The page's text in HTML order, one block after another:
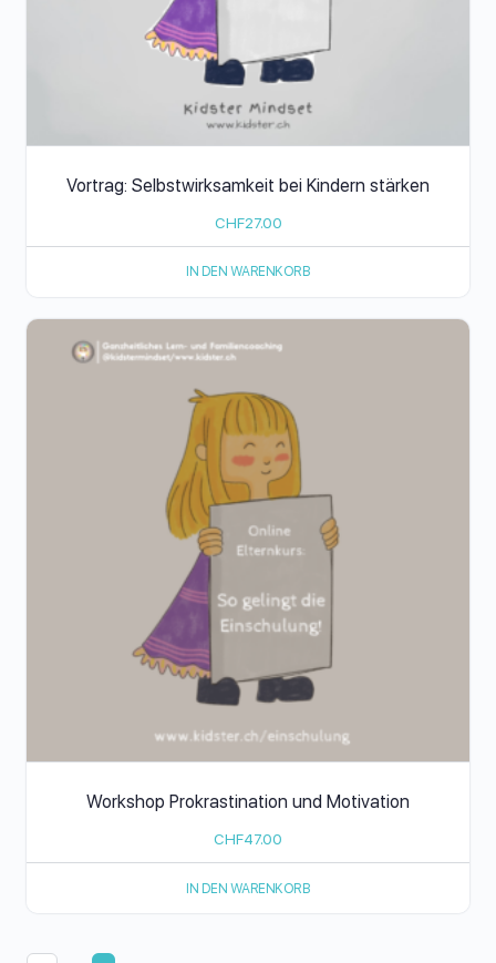
Vortrag: Selbstwirksamkeit bei Kindern stärken
CHF27.00
IN DEN WARENKORB
Workshop Prokrastination und Motivation
CHF47.00
IN DEN WARENKORB